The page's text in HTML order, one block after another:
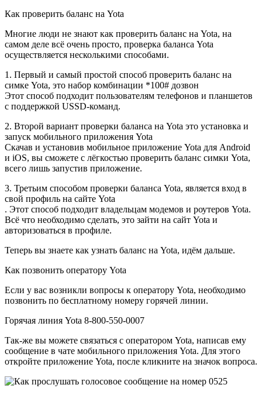
Как проверить баланс на Yota
Многие люди не знают как проверить баланс на Yota, на
самом деле всё очень просто, проверка баланса Yota
осуществляется несколькими способами.
1. Первый и самый простой способ проверить баланс на
симке Yota, это набор комбинации *100# дозвон
Этот способ подходит пользователям телефонов и планшетов
с поддержкой USSD-команд.
2. Второй вариант проверки баланса на Yota это установка и
запуск мобильного приложения Yota
Скачав и установив мобильное приложение Yota для Android
и iOS, вы сможете с лёгкостью проверить баланс симки Yota,
всего лишь запустив приложение.
3. Третьим способом проверки баланса Yota, является вход в
свой профиль на сайте Yota
. Этот способ подходит владельцам модемов и роутеров Yota.
Всё что необходимо сделать, это зайти на сайт Yota и
авторизоваться в профиле.
Теперь вы знаете как узнать баланс на Yota, идём дальше.
Как позвонить оператору Yota
Если у вас возникли вопросы к оператору Yota, необходимо
позвонить по бесплатному номеру горячей линии.
Горячая линия Yota 8-800-550-0007
Так-же вы можете связаться с оператором Yota, написав ему
сообщение в чате мобильного приложения Yota. Для этого
откройте приложение Yota, после кликните на значок вопроса.